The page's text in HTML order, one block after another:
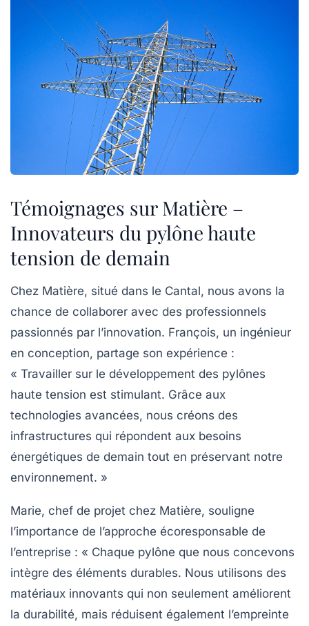
Témoignages sur Matière –
Innovateurs du pylône haute
tension de demain
Chez Matière, situé dans le Cantal, nous avons la
chance de collaborer avec des professionnels
passionnés par l’innovation. François, un ingénieur
en conception, partage son expérience :
« Travailler sur le développement des pylônes
haute tension est stimulant. Grâce aux
technologies avancées, nous créons des
infrastructures qui répondent aux besoins
énergétiques de demain tout en préservant notre
environnement. »
Marie, chef de projet chez Matière, souligne
l’importance de l’approche écoresponsable de
l’entreprise : « Chaque pylône que nous concevons
intègre des éléments durables. Nous utilisons des
matériaux innovants qui non seulement améliorent
la durabilité, mais réduisent également l’empreinte